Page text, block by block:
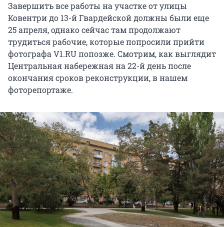
Завершить все работы на участке от улицы
Ковентри до 13-й Гвардейской должны были еще
25 апреля, однако сейчас там продолжают
трудиться рабочие, которые попросили прийти
фотографа V1.RU попозже. Смотрим, как выглядит
Центральная набережная на 22-й день после
окончания сроков реконструкции, в нашем
фоторепортаже.